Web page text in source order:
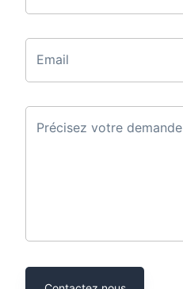
Email
Précisez votre demande